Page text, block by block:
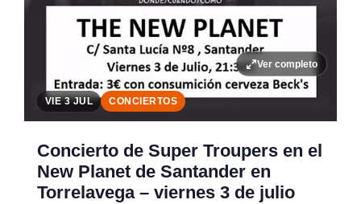
Ver completo
VIE 3 JUL CONCIERTOS
Concierto de Super Troupers en el
New Planet de Santander en
Torrelavega – viernes 3 de julio